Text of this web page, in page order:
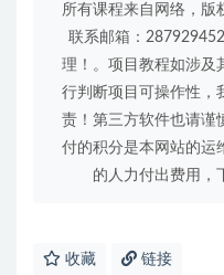
所有课程来自网络，版
联系邮箱：
理！。项目教程如涉及
行判断项目可操作性，
责！第三方软件也请谨
付的积分是本网站的运
的人力付出费用，
收藏 链接